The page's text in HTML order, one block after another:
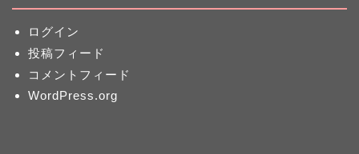
ログイン
投稿フィード
コメントフィード
WordPress.org